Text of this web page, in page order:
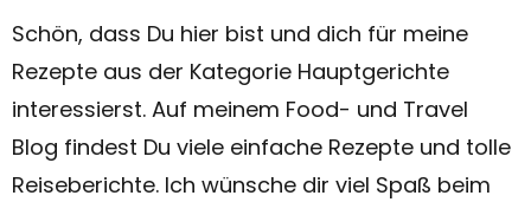
Schön, dass Du hier bist und dich für meine
Rezepte aus der Kategorie Hauptgerichte
interessierst. Auf meinem Food- und Travel
Blog findest Du viele einfache Rezepte und tolle
Reiseberichte. Ich wünsche dir viel Spaß beim